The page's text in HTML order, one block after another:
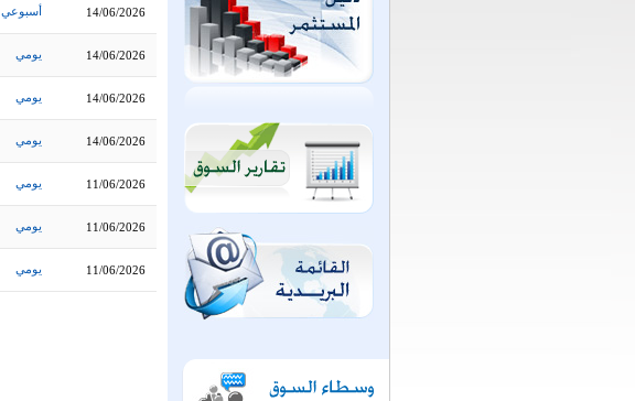
أسبوعي 14/06/2026
يومي 14/06/2026
يومي 14/06/2026
يومي 14/06/2026
يومي 11/06/2026
يومي 11/06/2026
يومي 11/06/2026